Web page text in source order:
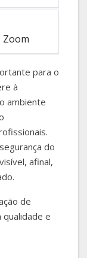
para o
à
ambiente
do
afinal,
de
e